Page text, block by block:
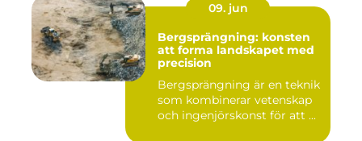
09. jun
Bergsprängning: konsten
att forma landskapet med
precision
Bergsprängning är en teknik
som kombinerar vetenskap
och ingenjörskonst för att ...